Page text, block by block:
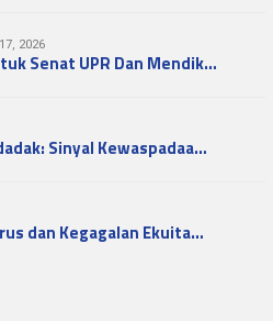
2026
Senat UPR Dan Mendik…
Sinyal Kewaspadaa…
dan Kegagalan Ekuita…